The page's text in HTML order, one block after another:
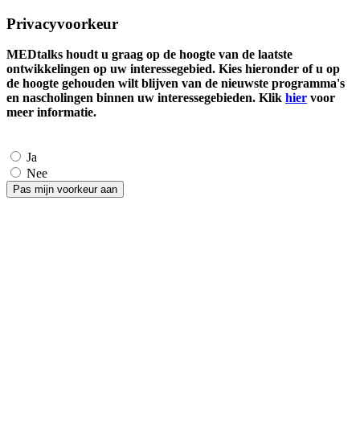
Privacyvoorkeur
MEDtalks houdt u graag op de hoogte van de laatste
ontwikkelingen op uw interessegebied. Kies hieronder of u op
de hoogte gehouden wilt blijven van de nieuwste programma's
en nascholingen binnen uw interessegebieden. Klik hier voor
meer informatie.
Ja
Nee